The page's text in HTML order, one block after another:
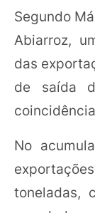
Segundo
Abiarroz,
das
de saída
No
toneladas,